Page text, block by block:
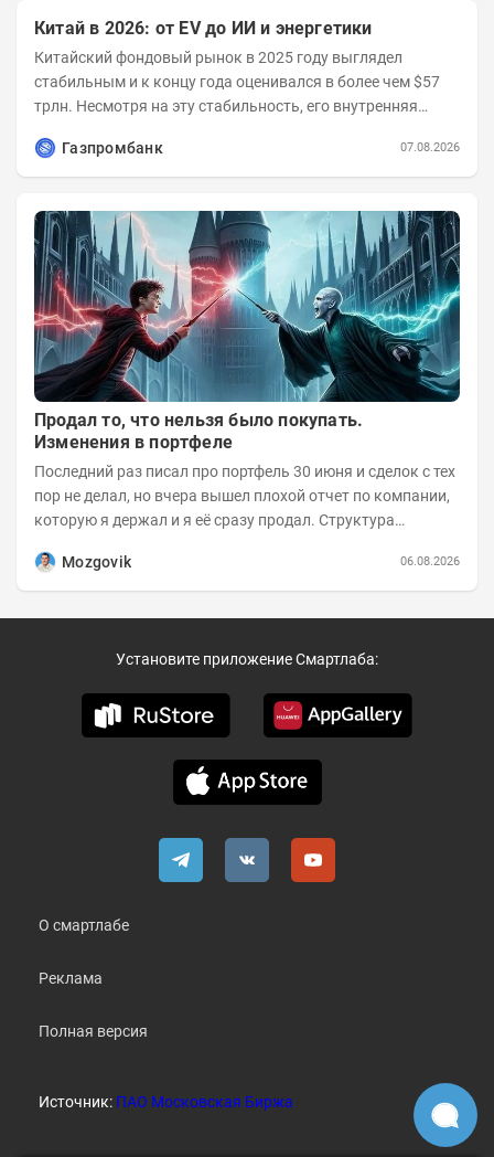
Китай в 2026: от EV до ИИ и энергетики
Китайский фондовый рынок в 2025 году выглядел
стабильным и к концу года оценивался в более чем $57
трлн. Несмотря на эту стабильность, его внутренняя
Газпромбанк
07.08.2026
Продал то, что нельзя было покупать.
Изменения в портфеле
Последний раз писал про портфель 30 июня и сделок с тех
пор не делал, но вчера вышел плохой отчет по компании,
которую я держал и я её сразу продал. Структура
Mozgovik
06.08.2026
Установите приложение Смартлаба:
О смартлабе
Реклама
Полная версия
Источник: ПАО Московская Биржа